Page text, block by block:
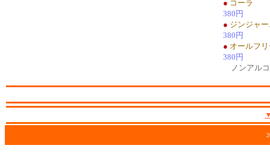
● コーラ
380円
● ジンジャ
380円
● オールフ
380円
ノンアル